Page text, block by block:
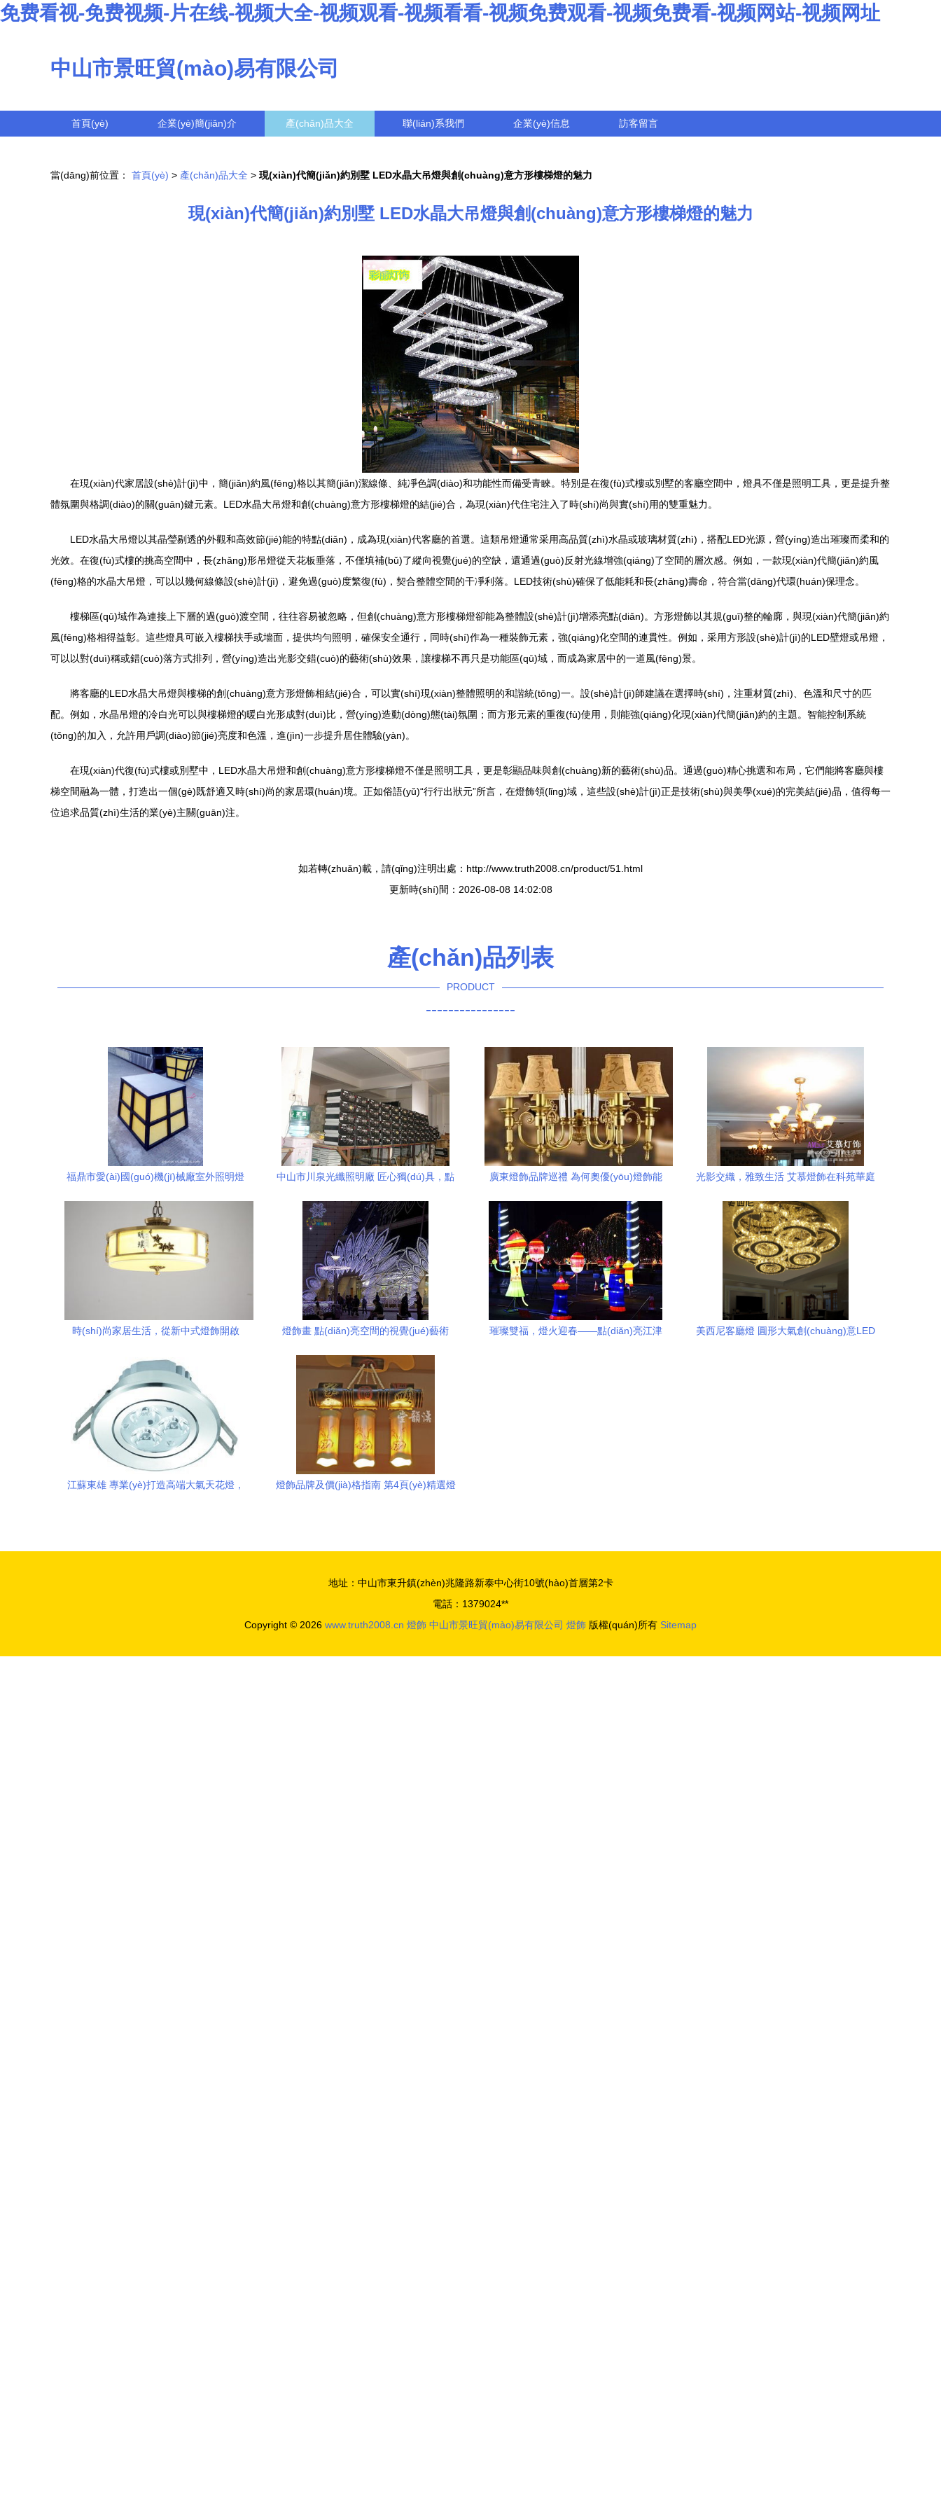
免费看视-免费视频-片在线-视频大全-视频观看-视频看看-视频免费观看-视频免费看-视频网站-视频网址
中山市景旺貿(mào)易有限公司
首頁(yè) 企業(yè)簡(jiǎn)介 產(chǎn)品大全 聯(lián)系我們 企業(yè)信息 訪客留言
當(dāng)前位置： 首頁(yè) > 產(chǎn)品大全 > 現(xiàn)代簡(jiǎn)約別墅 LED水晶大吊燈與創(chuàng)意方形樓梯燈的魅力
現(xiàn)代簡(jiǎn)約別墅 LED水晶大吊燈與創(chuàng)意方形樓梯燈的魅力
在現(xiàn)代家居設(shè)計(jì)中，簡(jiǎn)約風(fēng)格以其簡(jiǎn)潔線條、純凈色調(diào)和功能性而備受青睞。特別是在復(fù)式樓或別墅的客廳空間中，燈具不僅是照明工具，更是提升整
體氛圍與格調(diào)的關(guān)鍵元素。LED水晶大吊燈和創(chuàng)意方形樓梯燈的結(jié)合，為現(xiàn)代住宅注入了時(shí)尚與實(shí)用的雙重魅力。
LED水晶大吊燈以其晶瑩剔透的外觀和高效節(jié)能的特點(diǎn)，成為現(xiàn)代客廳的首選。這類吊燈通常采用高品質(zhì)水晶或玻璃材質(zhì)，搭配LED光源，營(yíng)造出璀璨而柔和的
光效。在復(fù)式樓的挑高空間中，長(zhǎng)形吊燈從天花板垂落，不僅填補(bǔ)了縱向視覺(jué)的空缺，還通過(guò)反射光線增強(qiáng)了空間的層次感。例如，一款現(xiàn)代簡(jiǎn)約風
(fēng)格的水晶大吊燈，可以以幾何線條設(shè)計(jì)，避免過(guò)度繁復(fù)，契合整體空間的干凈利落。LED技術(shù)確保了低能耗和長(zhǎng)壽命，符合當(dāng)代環(huán)保理念。
樓梯區(qū)域作為連接上下層的過(guò)渡空間，往往容易被忽略，但創(chuàng)意方形樓梯燈卻能為整體設(shè)計(jì)增添亮點(diǎn)。方形燈飾以其規(guī)整的輪廓，與現(xiàn)代簡(jiǎn)約
風(fēng)格相得益彰。這些燈具可嵌入樓梯扶手或墻面，提供均勻照明，確保安全通行，同時(shí)作為一種裝飾元素，強(qiáng)化空間的連貫性。例如，采用方形設(shè)計(jì)的LED壁燈或吊燈，
可以以對(duì)稱或錯(cuò)落方式排列，營(yíng)造出光影交錯(cuò)的藝術(shù)效果，讓樓梯不再只是功能區(qū)域，而成為家居中的一道風(fēng)景。
將客廳的LED水晶大吊燈與樓梯的創(chuàng)意方形燈飾相結(jié)合，可以實(shí)現(xiàn)整體照明的和諧統(tǒng)一。設(shè)計(jì)師建議在選擇時(shí)，注重材質(zhì)、色溫和尺寸的匹
配。例如，水晶吊燈的冷白光可以與樓梯燈的暖白光形成對(duì)比，營(yíng)造動(dòng)態(tài)氛圍；而方形元素的重復(fù)使用，則能強(qiáng)化現(xiàn)代簡(jiǎn)約的主題。智能控制系統
(tǒng)的加入，允許用戶調(diào)節(jié)亮度和色溫，進(jìn)一步提升居住體驗(yàn)。
在現(xiàn)代復(fù)式樓或別墅中，LED水晶大吊燈和創(chuàng)意方形樓梯燈不僅是照明工具，更是彰顯品味與創(chuàng)新的藝術(shù)品。通過(guò)精心挑選和布局，它們能將客廳與樓
梯空間融為一體，打造出一個(gè)既舒適又時(shí)尚的家居環(huán)境。正如俗語(yǔ)“行行出狀元”所言，在燈飾領(lǐng)域，這些設(shè)計(jì)正是技術(shù)與美學(xué)的完美結(jié)晶，值得每一
位追求品質(zhì)生活的業(yè)主關(guān)注。
如若轉(zhuǎn)載，請(qǐng)注明出處：http://www.truth2008.cn/product/51.html
更新時(shí)間：2026-08-08 14:02:08
產(chǎn)品列表
PRODUCT
----------------
福鼎市愛(ài)國(guó)機(jī)械廠室外照明燈
中山市川泉光纖照明廠 匠心獨(dú)具，點
廣東燈飾品牌巡禮 為何奧優(yōu)燈飾能
光影交織，雅致生活 艾慕燈飾在科苑華庭
時(shí)尚家居生活，從新中式燈飾開啟
燈飾畫 點(diǎn)亮空間的視覺(jué)藝術
璀璨雙福，燈火迎春——點(diǎn)亮江津
美西尼客廳燈 圓形大氣創(chuàng)意LED
江蘇東雄 專業(yè)打造高端大氣天花燈，
燈飾品牌及價(jià)格指南 第4頁(yè)精選燈
地址：中山市東升鎮(zhèn)兆隆路新泰中心街10號(hào)首層第2卡
電話：1379024**
Copyright © 2026 www.truth2008.cn 燈飾 中山市景旺貿(mào)易有限公司 燈飾 版權(quán)所有 Sitemap